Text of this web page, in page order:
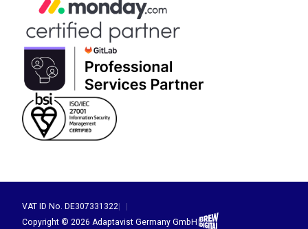
VAT ID No. DE307331322
Copyright © 2026 Adaptavist Germany GmbH|Brew Digital